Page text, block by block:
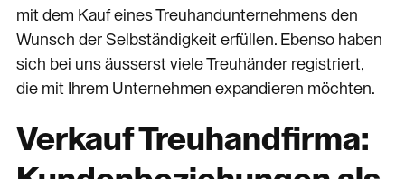
mit dem Kauf eines Treuhandunternehmens den
Wunsch der Selbständigkeit erfüllen. Ebenso haben
sich bei uns äusserst viele Treuhänder registriert,
die mit Ihrem Unternehmen expandieren möchten.
Verkauf Treuhandfirma: